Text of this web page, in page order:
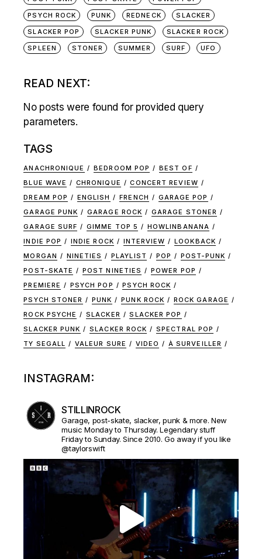
PSYCH ROCK
PUNK REDNECK
SLACKER
SLACKER POP
SLACKER PUNK
SLACKER ROCK
SPLEEN
STONER SUMMER SURF UFO
READ NEXT:
No posts were found for provided query
parameters.
TAGS
ANACHRONIQUE BEDROOM POP
BEST OF
BLUE WAVE
CHRONIQUE
CONCERT REVIEW
DREAM POP
ENGLISH FRENCH
GARAGE POP
GARAGE PUNK
GARAGE ROCK
GARAGE STONER
GARAGE SURF
GIMME TOP 5
HOWLINBANANA
INDIE POP
INDIE ROCK INTERVIEW
LOOKBACK
MORGAN
NINETIES PLAYLIST POP
POST-PUNK
POST-SKATE
POST NINETIES
POWER POP
PREMIERE
PSYCH POP
PSYCH ROCK
PSYCH STONER
PUNK PUNK ROCK
ROCK GARAGE
ROCK PSYCHE
SLACKER
SLACKER POP
SLACKER PUNK
SLACKER ROCK
SPECTRAL POP
TY SEGALL
VALEUR SURE VIDEO À SURVEILLER
INSTAGRAM:
STILLINROCK
Garage, post-skate, slacker, punk & more. New
music Monday to Thursday. Legendary stuff
Friday to Sunday. Since 2010. Go away if you like
@taylorswift